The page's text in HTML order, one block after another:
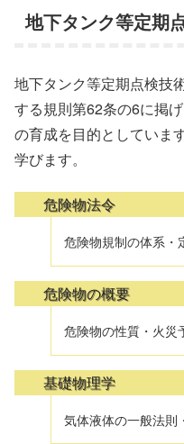
地下タンク等定期
地下タンク等定期点検技
する規則第62条の6に掲
の育成を目的としていま
学びます。
危険物法令
危険物規制の体系・
危険物の概要
危険物の性質・火災
基礎物理学
気体液体の一般法則